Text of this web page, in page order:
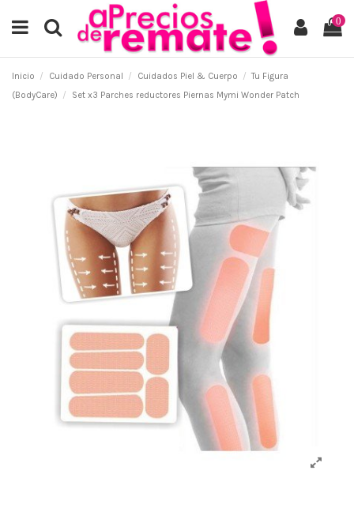
0
Inicio Cuidado Personal Cuidados Piel & Cuerpo
Tu Figura
(BodyCare)
Set x3 Parches reductores Piernas Mymi Wonder Patch